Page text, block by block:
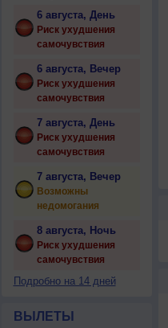
6 августа, День
Риск ухудшения
самочувствия
6 августа, Вечер
Риск ухудшения
самочувствия
7 августа, День
Риск ухудшения
самочувствия
7 августа, Вечер
Возможны
недомогания
8 августа, Ночь
Риск ухудшения
самочувствия
Подробно на 14 дней
ВЫЛЕТЫ